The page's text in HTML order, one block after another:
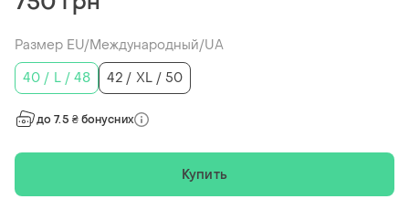
Размер EU/Международный/UA
40 / L / 48
42 / XL / 50
до 7.5 ₴ бонусних
Купить